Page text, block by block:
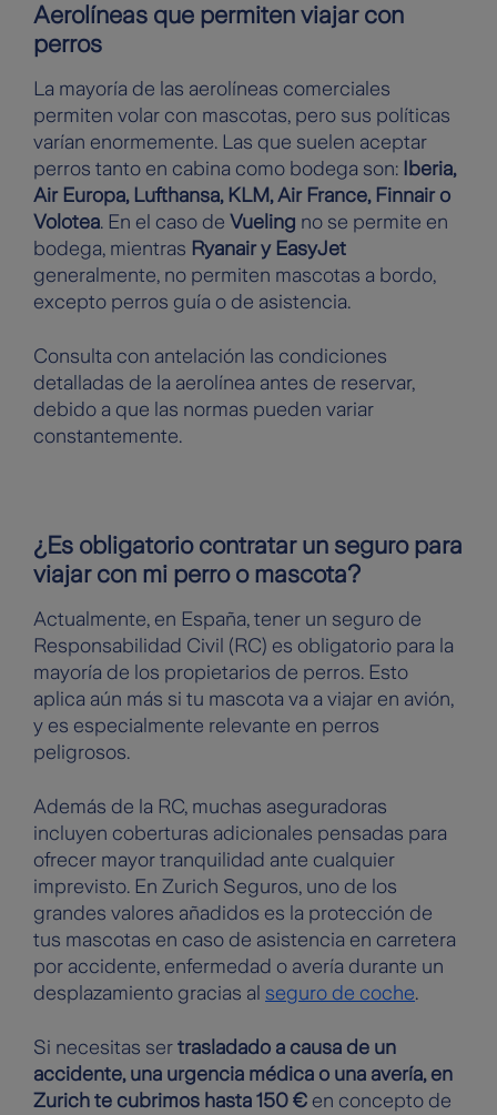
Aerolíneas que permiten viajar con
perros
La mayoría de las aerolíneas comerciales
permiten volar con mascotas, pero sus políticas
varían enormemente. Las que suelen aceptar
perros tanto en cabina como bodega son: Iberia,
Air Europa, Lufthansa, KLM, Air France, Finnair o
Volotea. En el caso de Vueling no se permite en
bodega, mientras Ryanair y EasyJet
generalmente, no permiten mascotas a bordo,
excepto perros guía o de asistencia.
Consulta con antelación las condiciones
detalladas de la aerolínea antes de reservar,
debido a que las normas pueden variar
constantemente.
¿Es obligatorio contratar un seguro para
viajar con mi perro o mascota?
Actualmente, en España, tener un seguro de
Responsabilidad Civil (RC) es obligatorio para la
mayoría de los propietarios de perros. Esto
aplica aún más si tu mascota va a viajar en avión,
y es especialmente relevante en perros
peligrosos.
Además de la RC, muchas aseguradoras
incluyen coberturas adicionales pensadas para
ofrecer mayor tranquilidad ante cualquier
imprevisto. En Zurich Seguros, uno de los
grandes valores añadidos es la protección de
tus mascotas en caso de asistencia en carretera
por accidente, enfermedad o avería durante un
desplazamiento gracias al seguro de coche.
Si necesitas ser trasladado a causa de un
accidente, una urgencia médica o una avería, en
Zurich te cubrimos hasta 150 € en concepto de